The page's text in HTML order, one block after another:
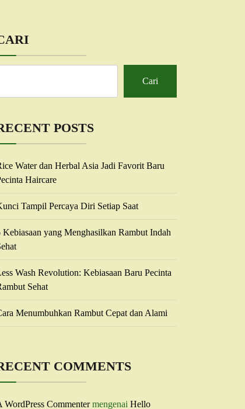
Cari
POSTS
Water dan Herbal Asia Jadi Favorit Baru
Haircare
Tampil Percaya Diri Setiap Saat
Kebiasaan yang Menghasilkan Rambut Indah
Wash Revolution: Kebiasaan Baru Pecinta
Sehat
Menumbuhkan Rambut Cepat dan Alami
COMMENTS
WordPress Commentermengenai Hello